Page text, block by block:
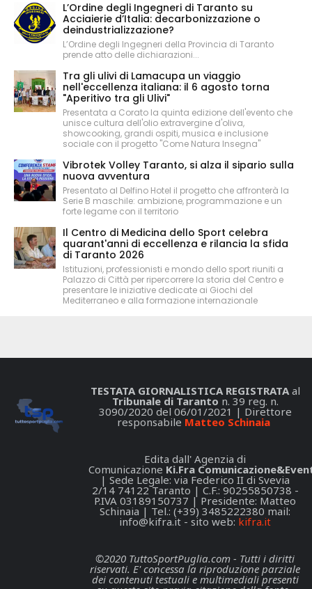
L’Ordine degli Ingegneri di Taranto su
Acciaierie d’Italia: decarbonizzazione o
deindustrializzazione?
L’Ordine degli Ingegneri della Provincia di Taranto
prende atto delle dichiarazioni...
Tra gli ulivi di Lamacupa un viaggio
nell'eccellenza italiana: il 6 agosto torna
"Aperitivo tra gli Ulivi"
Presentata a Corato la quinta edizione dell'evento che
unisce cultura dell'olio extravergine d'oliva,
showcooking, grandi ospiti, musica e inclusione
sociale con il progetto "Come Natura Insegna"
Vibrotek Volley Taranto, si alza il sipario sulla
nuova avventura
Presentato al Delfino Hotel il progetto che affronterà la
Serie B maschile: ambizione, programmazione e un
forte legame con il territorio
Il Centro di Medicina dello Sport celebra
quarant'anni di eccellenza e rilancia la sfida
di Taranto 2026
Istituzioni, professionisti e mondo dello sport riuniti a
Palazzo di Città per ripercorrere la storia del Centro e
presentare le iniziative dedicate ai Giochi del
Mediterraneo e alla formazione internazionale
TESTATA GIORNALISTICA REGISTRATAal
Tribunale di Taranto n. 39 reg. n.
3090/2020 del 06/01/2021 | Direttore
responsabile Matteo Schinaia
Edita dall' Agenzia di
Comunicazione Ki.Fra
| Sede Legale: via Federico II di Svevia
2/14 74122 Taranto | C.F.: 90255850738 -
P.IVA 03189150737 | Presidente: Matteo
Schinaia | Tel.: (+39) 3485222380 mail:
info@kifra.it - sito web: kifra.it
©2020 TuttoSportPuglia.com - Tutti i diritti
riservati. E' concessa la riproduzione parziale
dei contenuti testuali e multimediali presenti